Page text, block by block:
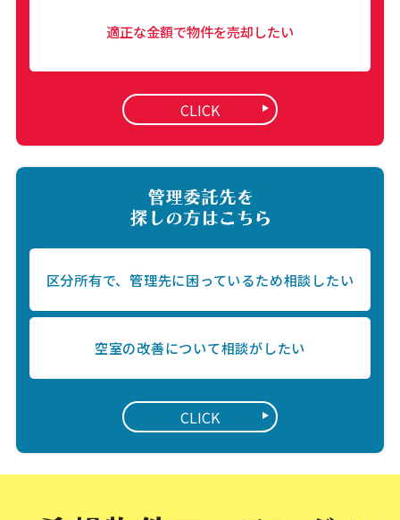
適正な金額で物件を売却したい
CLICK
区分所有で、管理先に困っているため相談したい
空室の改善について相談がしたい
CLICK